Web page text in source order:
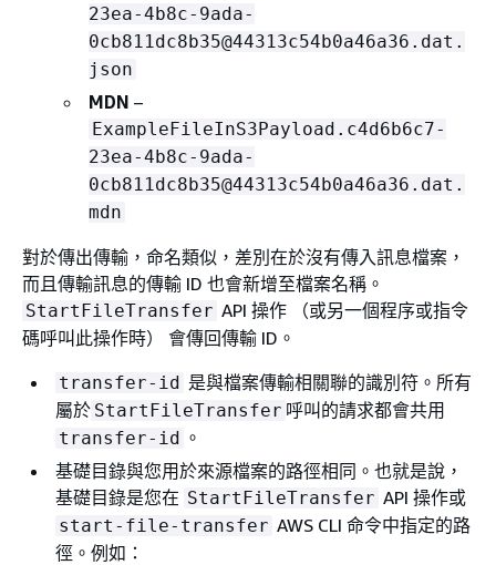
23ea-4b8c-9ada-
0cb811dc8b35@44313c54b0a46a36.dat.
json
MDN –
ExampleFileInS3Payload.c4d6b6c7-
23ea-4b8c-9ada-
0cb811dc8b35@44313c54b0a46a36.dat.
mdn
對於傳出傳輸，命名類似，差別在於沒有傳入訊息檔案，
而且傳輸訊息的傳輸 ID 也會新增至檔案名稱。
StartFileTransfer API 操作 （或另一個程序或指令
碼呼叫此操作時） 會傳回傳輸 ID。
transfer-id 是與檔案傳輸相關聯的識別符。所有
屬於 StartFileTransfer 呼叫的請求都會共用
transfer-id 。
基礎目錄與您用於來源檔案的路徑相同。也就是說，
基礎目錄是您在 StartFileTransfer API 操作或
start-file-transfer AWS CLI 命令中指定的路
徑。例如：